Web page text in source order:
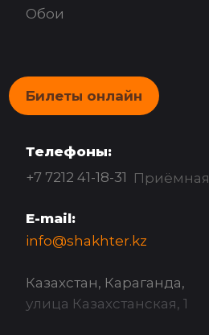
Обои
Билеты онлайн
Телефоны:
+7 7212 41-18-31 Приёмная
E-mail:
info@shakhter.kz
Казахстан, Караганда,
улица Казахстанская, 1